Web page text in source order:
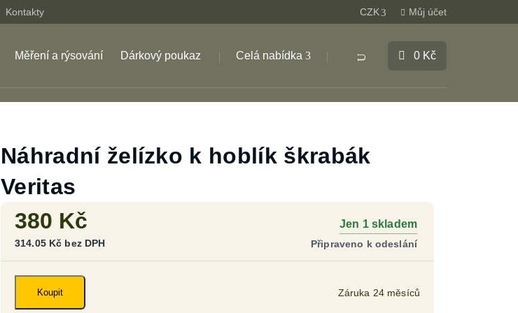
Můj účet
Kontakty CZK
0 Kč
Měření a rýsování Dárkový poukaz Celá nabídka
Náhradní želízko k hoblík škrabák
Veritas
380 Kč
314.05 Kč bez DPH
Jen 1 skladem
Náhradní
želízko
k
Koupit Záruka 24 měsíců